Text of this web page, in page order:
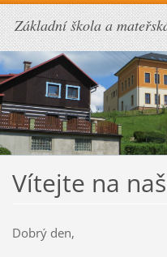
Základní škola a
Vítejte na
Dobrý den,